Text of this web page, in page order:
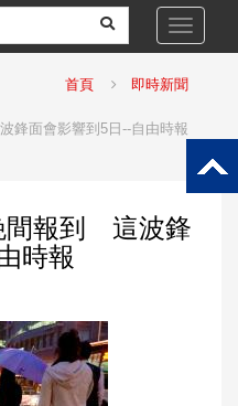
Toggle
首頁 即時新聞
鋒面會影響到5日--自由時報
間報到 這波鋒
時報